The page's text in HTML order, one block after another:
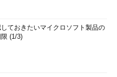
ておきたいマイクロソフト製品の
(1/3)